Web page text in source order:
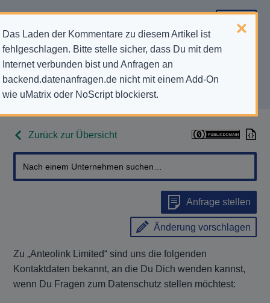
Das Laden der Kommentare zu diesem Artikel ist
fehlgeschlagen. Bitte stelle sicher, dass Du mit dem
Internet verbunden bist und Anfragen an
backend.datenanfragen.de nicht mit einem Add-On
wie uMatrix oder NoScript blockierst.
Datenschutz-Kontaktdaten für
„Anteolink Limited“
Zurück zur Übersicht
Anfrage stellen
Änderung vorschlagen
Zu „Anteolink Limited“ sind uns die folgenden
Kontaktdaten bekannt, an die Du Dich wenden kannst,
wenn Du Fragen zum Datenschutz stellen möchtest: